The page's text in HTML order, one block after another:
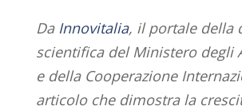
Da Innovitalia, il portale della
scientifica del Ministero degli
e della Cooperazione
articolo che dimostra la